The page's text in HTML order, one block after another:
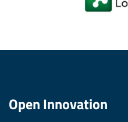
Open Innovation